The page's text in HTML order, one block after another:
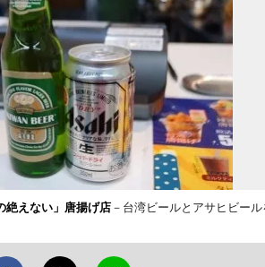
えない」唐揚げ店－台湾ビールとアサヒビー